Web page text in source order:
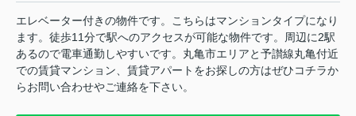
エレベーター付きの物件です。こちらはマンションタイプになり
ます。徒歩11分で駅へのアクセスが可能な物件です。周辺に2駅
あるので電車通勤しやすいです。丸亀市エリアと予讃線丸亀付近
での賃貸マンション、賃貸アパートをお探しの方はぜひコチラか
らお問い合わせやご連絡を下さい。